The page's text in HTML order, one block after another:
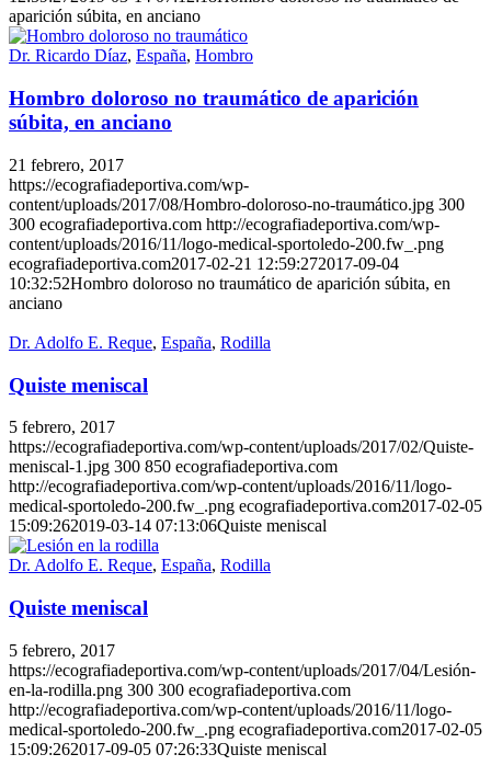
aparición súbita, en anciano
Dr. Ricardo Díaz, España, Hombro
Hombro doloroso no traumático de aparición
súbita, en anciano
21 febrero, 2017
https://ecografiadeportiva.com/wp-
content/uploads/2017/08/Hombro-doloroso-no-traumático.jpg 300
300 ecografiadeportiva.com http://ecografiadeportiva.com/wp-
content/uploads/2016/11/logo-medical-sportoledo-200.fw_.png
ecografiadeportiva.com2017-02-21 12:59:272017-09-04
10:32:52Hombro doloroso no traumático de aparición súbita, en
anciano
Dr. Adolfo E. Reque, España, Rodilla
Quiste meniscal
5 febrero, 2017
https://ecografiadeportiva.com/wp-content/uploads/2017/02/Quiste-
meniscal-1.jpg 300 850 ecografiadeportiva.com
http://ecografiadeportiva.com/wp-content/uploads/2016/11/logo-
medical-sportoledo-200.fw_.png ecografiadeportiva.com2017-02-05
15:09:262019-03-14 07:13:06Quiste meniscal
Dr. Adolfo E. Reque, España, Rodilla
Quiste meniscal
5 febrero, 2017
https://ecografiadeportiva.com/wp-content/uploads/2017/04/Lesión-
en-la-rodilla.png 300 300 ecografiadeportiva.com
http://ecografiadeportiva.com/wp-content/uploads/2016/11/logo-
medical-sportoledo-200.fw_.png ecografiadeportiva.com2017-02-05
15:09:262017-09-05 07:26:33Quiste meniscal